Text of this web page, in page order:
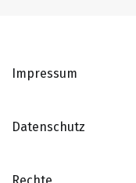
Impressum
Datenschutz
Rechte